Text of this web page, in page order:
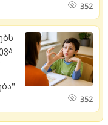
352
352